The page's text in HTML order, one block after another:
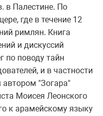
в Палестине. По
где в течение 12
pимлян. Книга
и дискуссий
по поводу тайн
и в частности
"Зогаpа"
Моисея Леонского
к аpамейскому языку